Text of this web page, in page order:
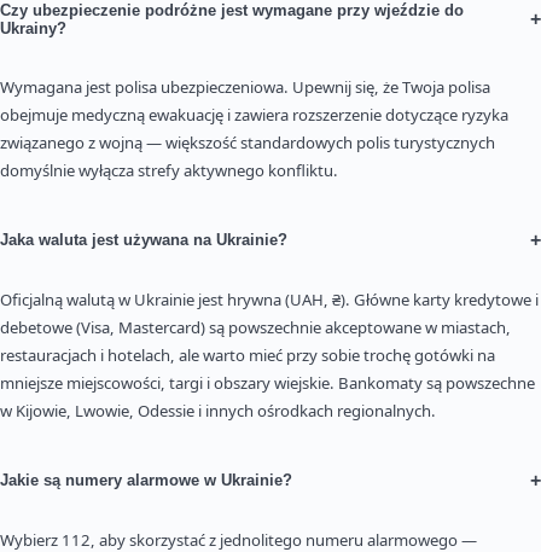
Czy ubezpieczenie podróżne jest wymagane przy wjeździe do
Ukrainy?
+
Wymagana jest polisa ubezpieczeniowa. Upewnij się, że Twoja polisa
obejmuje medyczną ewakuację i zawiera rozszerzenie dotyczące ryzyka
związanego z wojną — większość standardowych polis turystycznych
domyślnie wyłącza strefy aktywnego konfliktu.
Jaka waluta jest używana na Ukrainie? +
Oficjalną walutą w Ukrainie jest hrywna (UAH, ₴). Główne karty kredytowe i
debetowe (Visa, Mastercard) są powszechnie akceptowane w miastach,
restauracjach i hotelach, ale warto mieć przy sobie trochę gotówki na
mniejsze miejscowości, targi i obszary wiejskie. Bankomaty są powszechne
w Kijowie, Lwowie, Odessie i innych ośrodkach regionalnych.
Jakie są numery alarmowe w Ukrainie? +
Wybierz 112, aby skorzystać z jednolitego numeru alarmowego —